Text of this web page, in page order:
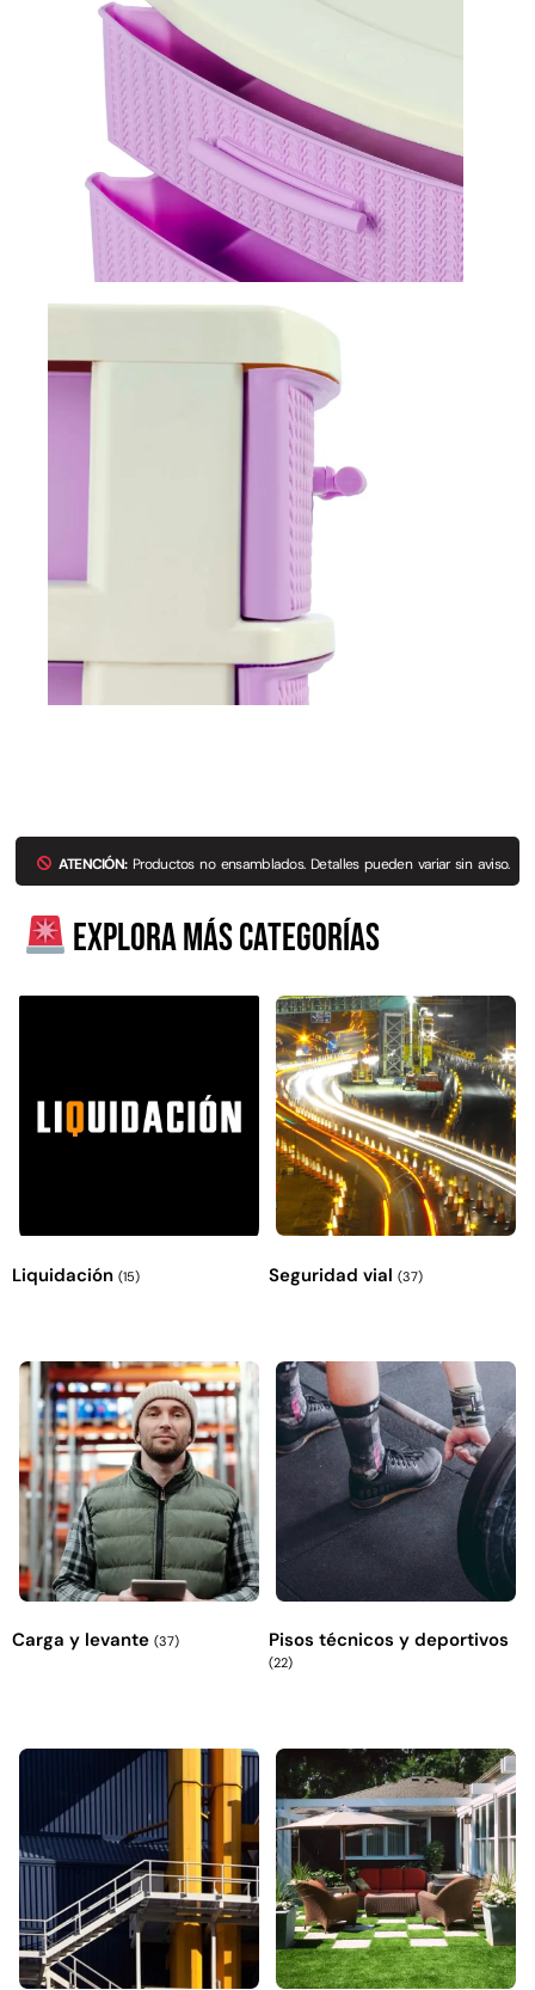
ATENCIÓN:Productos no ensamblados. Detalles pueden variar sin aviso.
Explora más categorías
Liquidación (15) Seguridad vial (37)
Carga y levante (37) Pisos técnicos y deportivos
(22)
Explora más productos